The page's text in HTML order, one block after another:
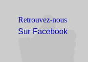
Retrouvez-nous
Sur Facebook